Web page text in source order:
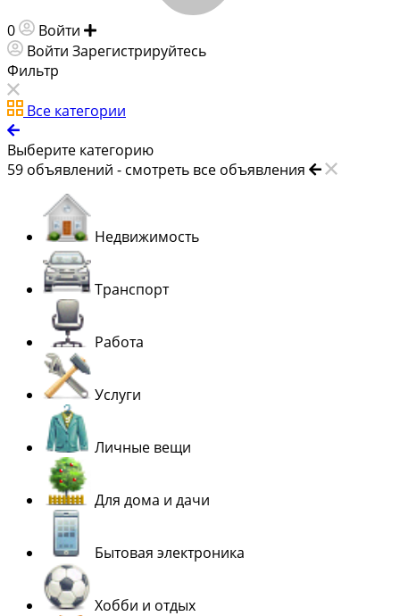
0 Войти
Войти Зарегистрируйтесь
Фильтр
Все категории
Выберите категорию
59 объявлений - смотреть все объявления
Недвижимость
Транспорт
Работа
Услуги
Личные вещи
Для дома и дачи
Бытовая электроника
Хобби и отдых